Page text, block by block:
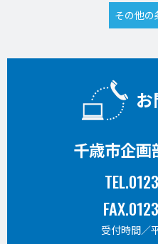
千歳市企画
受付時間／